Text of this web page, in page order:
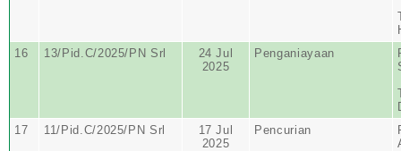
16
13/Pid.C/2025/PN Srl
24 Jul
2025
Penganiayaan
17
11/Pid.C/2025/PN Srl
17 Jul
2025
Pencurian